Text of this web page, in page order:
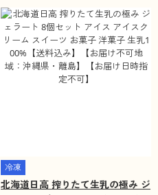
冷凍
北海道日高 搾りたて生乳の極み ジ